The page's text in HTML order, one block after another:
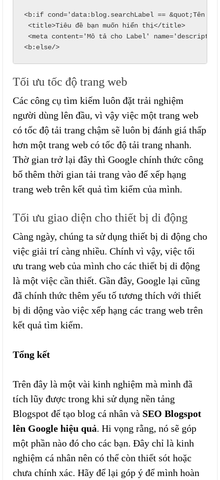
<b:if cond='data:blog.searchLabel == &quot;Tên
<title>Tiêu đề bạn muốn hiển thị</title>
<meta content='Mô tả cho Label'
<b:else/>
Tối ưu tốc độ trang web
Các công cụ tìm kiếm luôn đặt trải nghiệm
người dùng lên đầu, vì vậy việc một trang web
có tốc độ tải trang chậm sẽ luôn bị đánh giá thấp
hơn một trang web có tốc độ tải trang nhanh.
Thờ gian trở lại đây thì Google chính thức công
bố thêm thời gian tải trang vào để xếp hạng
trang web trên kết quả tìm kiếm của mình.
Tối ưu giao diện cho thiết bị di động
Càng ngày, chúng ta sử dụng thiết bị di động cho
việc giải trí càng nhiều. Chính vì vậy, việc tối
ưu trang web của mình cho các thiết bị di động
là một việc cần thiết. Gần đây, Google lại cũng
đã chính thức thêm yếu tố tương thích với thiết
bị di dộng vào việc xếp hạng các trang web trên
kết quả tìm kiếm.
Tổng kết
Trên đây là một vài kinh nghiệm mà mình đã
tích lũy được trong khi sử dụng nền tảng
Blogspot để tạo blog cá nhân và SEO Blogspot
lên Google hiệu quả. Hi vọng rằng, nó sẽ góp
một phần nào đó cho các bạn. Đây chỉ là kinh
nghiệm cá nhân nên có thể còn thiết sót hoặc
chưa chính xác. Hãy để lại góp ý để mình hoàn